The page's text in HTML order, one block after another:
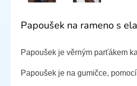
Papoušek na rameno s
Papoušek je věrným parťákem
Papoušek je na gumičce,